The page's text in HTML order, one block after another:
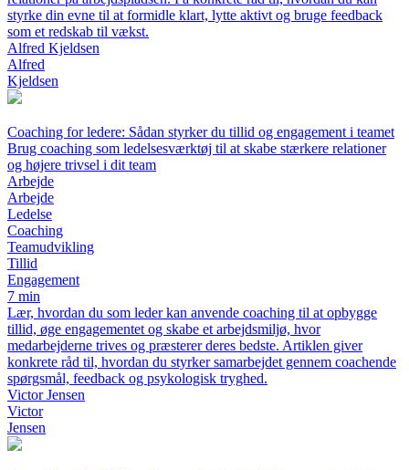
styrke din evne til at formidle klart, lytte aktivt og bruge feedback
som et redskab til vækst.
Alfred Kjeldsen
Alfred
Kjeldsen
Coaching for ledere: Sådan styrker du tillid og engagement i teamet
Brug coaching som ledelsesværktøj til at skabe stærkere relationer
og højere trivsel i dit team
Arbejde
Arbejde
Ledelse
Coaching
Teamudvikling
Tillid
Engagement
7 min
Lær, hvordan du som leder kan anvende coaching til at opbygge
tillid, øge engagementet og skabe et arbejdsmiljø, hvor
medarbejderne trives og præsterer deres bedste. Artiklen giver
konkrete råd til, hvordan du styrker samarbejdet gennem coachende
spørgsmål, feedback og psykologisk tryghed.
Victor Jensen
Victor
Jensen